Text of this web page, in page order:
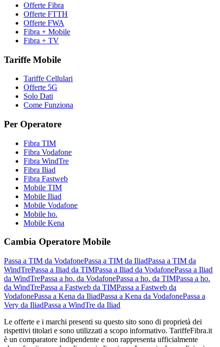
Offerte Fibra
Offerte FTTH
Offerte FWA
Fibra + Mobile
Fibra + TV
Tariffe Mobile
Tariffe Cellulari
Offerte 5G
Solo Dati
Come Funziona
Per Operatore
Fibra TIM
Fibra Vodafone
Fibra WindTre
Fibra Iliad
Fibra Fastweb
Mobile TIM
Mobile Iliad
Mobile Vodafone
Mobile ho.
Mobile Kena
Cambia Operatore Mobile
Passa a TIM da VodafonePassa a TIM da IliadPassa a TIM da
WindTrePassa a Iliad da TIMPassa a Iliad da VodafonePassa a Iliad
da WindTrePassa a ho. da VodafonePassa a ho. da TIMPassa a ho.
da WindTrePassa a Fastweb da TIMPassa a Fastweb da
VodafonePassa a Kena da IliadPassa a Kena da VodafonePassa a
Very da IliadPassa a WindTre da Iliad
Le offerte e i marchi presenti su questo sito sono di proprietà dei
rispettivi titolari e sono utilizzati a scopo informativo. TariffeFibra.it
è un comparatore indipendente e non rappresenta ufficialmente